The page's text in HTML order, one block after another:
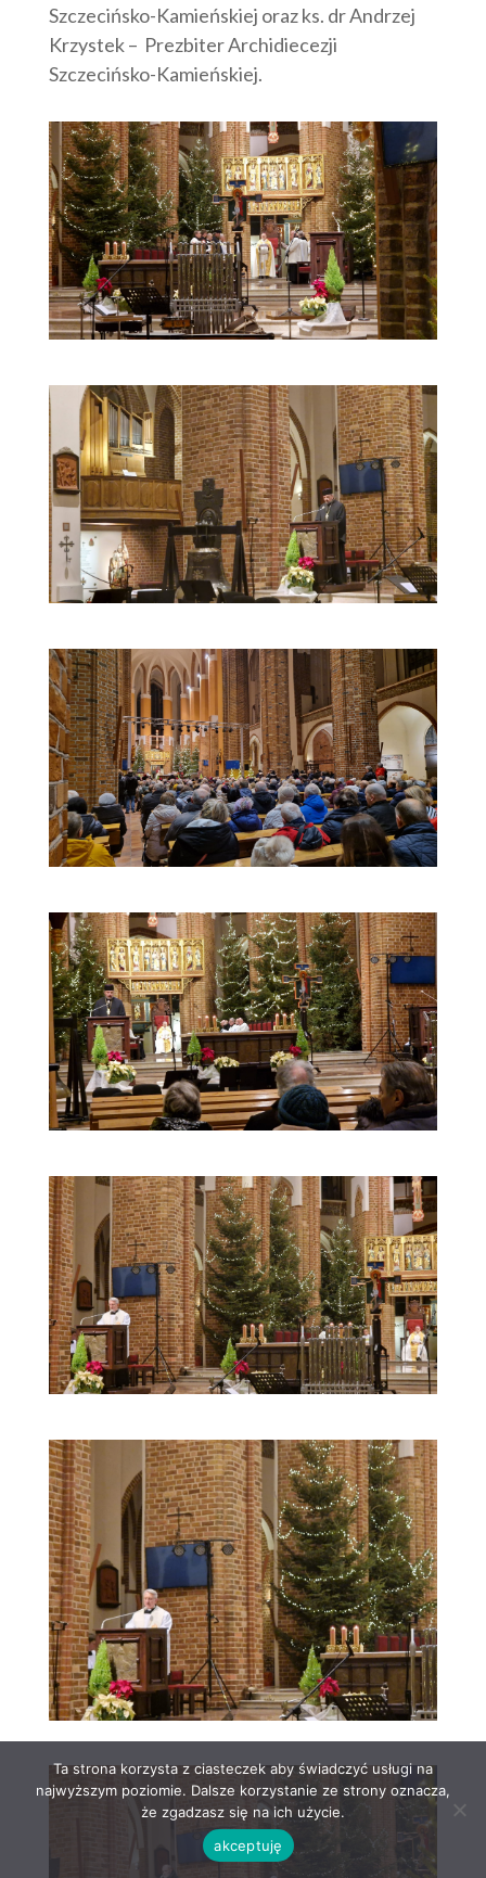
Szczecińsko-Kamieńskiej oraz ks. dr Andrzej
Krzystek – Prezbiter Archidiecezji
Szczecińsko-Kamieńskiej.
Ta strona korzysta z ciasteczek aby świadczyć usługi na
najwyższym poziomie. Dalsze korzystanie ze strony oznacza,
że zgadzasz się na ich użycie.
akceptuję